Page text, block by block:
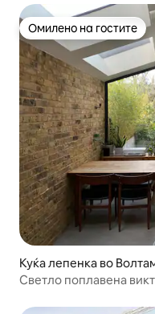
Омилено на гостите
Омилено на гостите
Куќа лепенка во
Светло поплавена